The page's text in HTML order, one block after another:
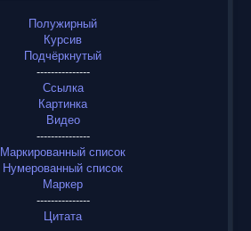
Полужирный
Курсив
Подчёркнутый
---------------
Ссылка
Картинка
Видео
---------------
Маркированный список
Нумерованный список
Маркер
---------------
Цитата